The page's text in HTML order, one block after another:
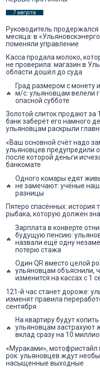
7 августа
Руководитель
месяца: в
поменяли управление
Касса продала молоко,
не проверила: магазин в
области дошёл до суда
Град размером с монету
м/с: ульяновцам велели
опасной субботе
Золотой слиток продают за
банк заберёт его намного
ульяновцам раскрыли
«Ваш основной счёт надо
ульяновцев предупредили
после которой деньги
банкомате
Одного комары едят
не замечают: учёные
разницы
Пятеро спасённых: история
рыбака, которую должен
Зарплата в конверте
будущую пенсию:
назвали ещё одну
потерю стажа
Один QR вместо целой
ульяновцам объяснили,
изменится на кассах с 1
121-й час станет дороже:
изменят правила
сентября
На квартиру будут
ульяновцам застрахуют
вклад сразу на 10
«Мураками», мотофристайл
рок: ульяновцев ждут
насыщенные выходные